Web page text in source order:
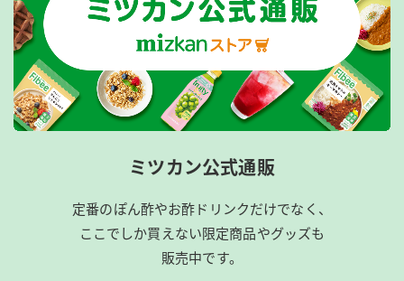
ミツカン公式通販
定番のぽん酢やお酢ドリンクだけでなく、
ここでしか買えない限定商品やグッズも
販売中です。